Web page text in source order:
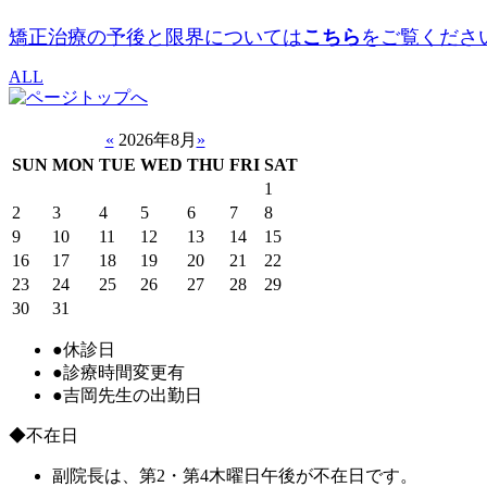
矯正治療の予後と限界についてはこちら をご覧くださ
ALL
« 2026年8月 »
SUN MON TUE WED THU FRI SAT
1
2
3 4 5 6 7
8
9
10 11 12 13 14
15
16
17 18 19 20 21
22
23
24 25 26 27 28
29
30
31
●休診日
●診療時間変更有
●吉岡先生の出勤日
◆不在日
副院長は、第2・第4木曜日午後が不在日です。